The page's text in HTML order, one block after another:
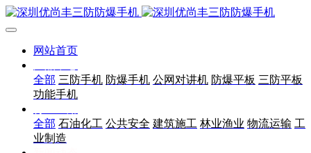
网站首页
全部 三防手机 防爆手机 公网对讲机 防爆平板 三防平板
功能手机
全部 石油化工 公共安全 建筑施工 林业渔业 物流运输 工
业制造